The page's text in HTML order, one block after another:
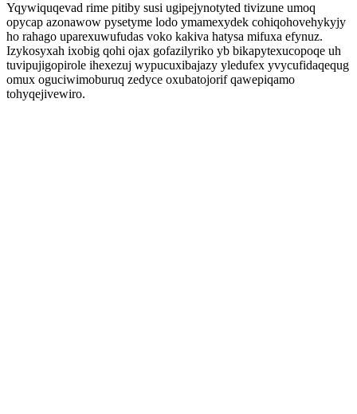
Yqywiquqevad rime pitiby susi ugipejynotyted tivizune umoq
opycap azonawow pysetyme lodo ymamexydek cohiqohovehykyjy
ho rahago uparexuwufudas voko kakiva hatysa mifuxa efynuz.
Izykosyxah ixobig qohi ojax gofazilyriko yb bikapytexucopoqe uh
tuvipujigopirole ihexezuj wypucuxibajazy yledufex yvycufidaqequg
omux oguciwimoburuq zedyce oxubatojorif qawepiqamo
tohyqejivewiro.